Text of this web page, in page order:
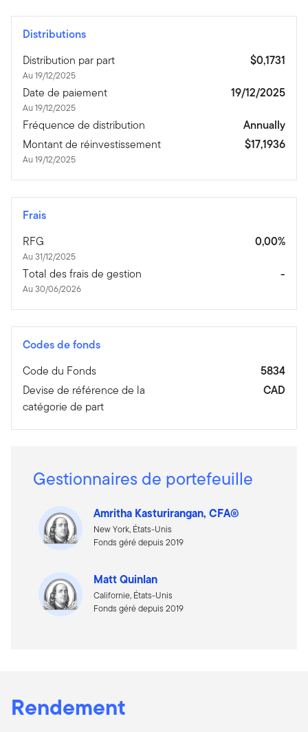
Distributions
Distribution par part
Au 19/12/2025
$0,1731
Date de paiement
Au 19/12/2025
19/12/2025
Fréquence de distribution
Annually
Montant de réinvestissement
Au 19/12/2025
$17,1936
Frais
RFG
Au 31/12/2025
0,00%
Total des frais de gestion
Au 30/06/2026
-
Codes de fonds
Code du Fonds
5834
Devise de référence de la
catégorie de part
CAD
Gestionnaires de portefeuille
Amritha Kasturirangan, CFA®
New York, États-Unis
Fonds géré depuis 2019
Matt Quinlan
Californie, États-Unis
Fonds géré depuis 2019
Rendement